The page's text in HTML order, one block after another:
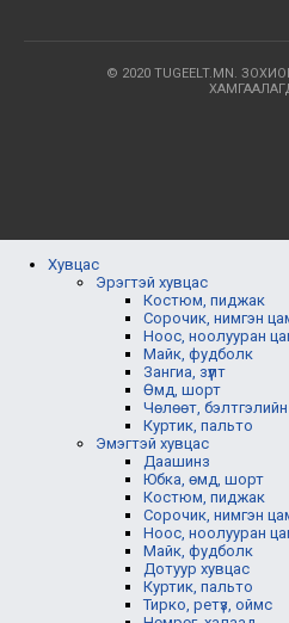
© 2020 TUGEELT.MN.
Хувцас
Эрэгтэй хувцас
Костюм, пиджак
Сорочик, нимгэн
Ноос, ноолууран
Майк, фудболк
Зангиа, зүүлт
Өмд, шорт
Чөлөөт,
Куртик, пальто
Эмэгтэй хувцас
Даашинз
Юбка, өмд, шорт
Костюм, пиджак
Сорочик, нимгэн
Ноос, ноолууран
Майк, фудболк
Дотуур хувцас
Куртик, пальто
Тирко, ретүз, оймс